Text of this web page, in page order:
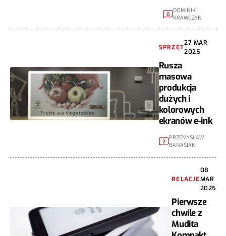
0
DOMINIK
KRAWCZYK
SPRZĘT
27 MAR
2025
Rusza
masowa
produkcja
dużych i
kolorowych
ekranów e-ink
2 PRZEMYSŁAW
BANASIAK
RELACJE
08
MAR
2025
Pierwsze
chwile z
Mudita